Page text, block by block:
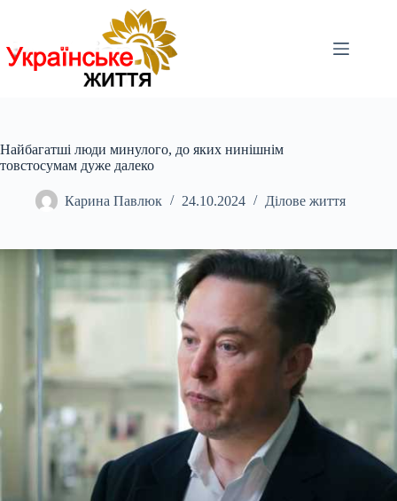
Найбагатші люди минулого, до яких нинішнім
товстосумам дуже далеко
Карина Павлюк 24.10.2024 Ділове життя